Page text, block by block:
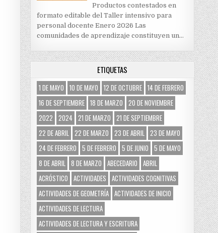
Productos contestados en
formato editable del Taller intensivo para
personal docente Enero 2026 Las
comunidades de aprendizaje constituyen un…
ETIQUETAS
1 DE MAYO 10 DE MAYO 12 DE OCTUBRE 14 DE FEBRERO
16 DE SEPTIEMBRE 18 DE MARZO 20 DE NOVIEMBRE
2022 2024 21 DE MARZO 21 DE SEPTIEMBRE
22 DE ABRIL 22 DE MARZO 23 DE ABRIL 23 DE MAYO
24 DE FEBRERO 5 DE FEBRERO 5 DE JUNIO 5 DE MAYO
8 DE ABRIL 8 DE MARZO ABECEDARIO ABRIL
ACRÓSTICO ACTIVIDADES ACTIVIDADES COGNITIVAS
ACTIVIDADES DE GEOMETRÍA ACTIVIDADES DE INICIO
ACTIVIDADES DE LECTURA
ACTIVIDADES DE LECTURA Y ESCRITURA